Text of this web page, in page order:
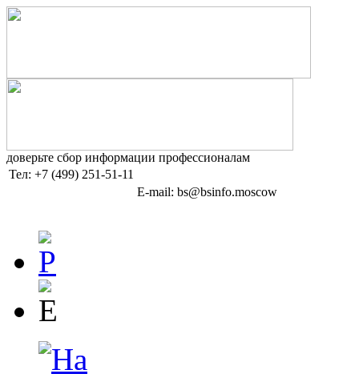
доверьте сбор информации профессионалам
Тел: +7 (499) 251-51-11
E-mail: bs@bsinfo.moscow